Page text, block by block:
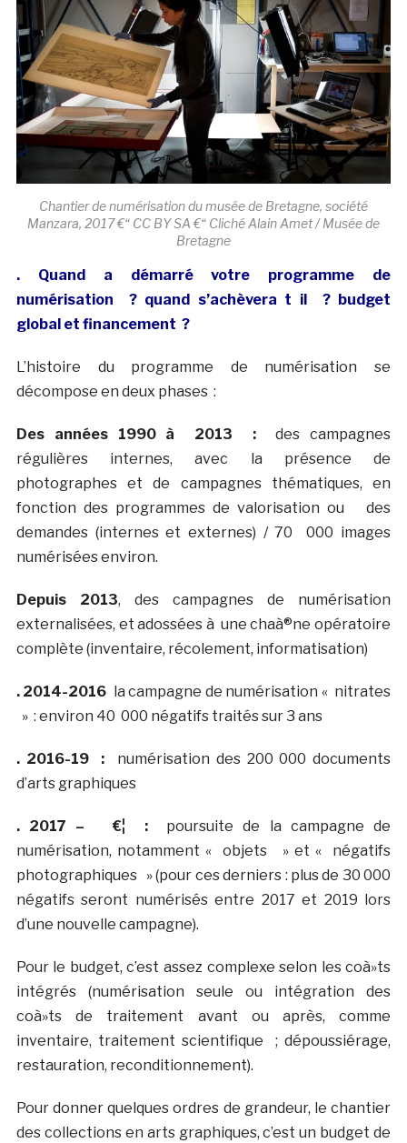
Chantier de numérisation du musée de Bretagne, société
Manzara, 2017 €“ CC BY SA €“ Cliché Alain Amet / Musée de
Bretagne
. Quand a démarré votre programme de
numérisation ? quand s’achèvera t il ? budget
global et financement ?
L’histoire du programme de numérisation se
décompose en deux phases :
Des années 1990 à 2013 :des campagnes
régulières internes, avec la présence de
photographes et de campagnes thématiques, en
fonction des programmes de valorisation ou des
demandes (internes et externes) / 70 000 images
numérisées environ.
Depuis 2013, des campagnes de numérisation
externalisées, et adossées à une chaà®ne opératoire
complète (inventaire, récolement, informatisation)
. 2014-2016 la campagne de numérisation « nitrates
» : environ 40 000 négatifs traités sur 3 ans
. 2016-19 : numérisation des 200 000 documents
d’arts graphiques
. 2017 – €¦ :poursuite de la campagne de
numérisation, notamment « objets » et « négatifs
photographiques » (pour ces derniers : plus de 30 000
négatifs seront numérisés entre 2017 et 2019 lors
d’une nouvelle campagne).
Pour le budget, c’est assez complexe selon les coà»ts
intégrés (numérisation seule ou intégration des
coà»ts de traitement avant ou après, comme
inventaire, traitement scientifique ; dépoussiérage,
restauration, reconditionnement).
Pour donner quelques ordres de grandeur, le chantier
des collections en arts graphiques, c’est un budget de